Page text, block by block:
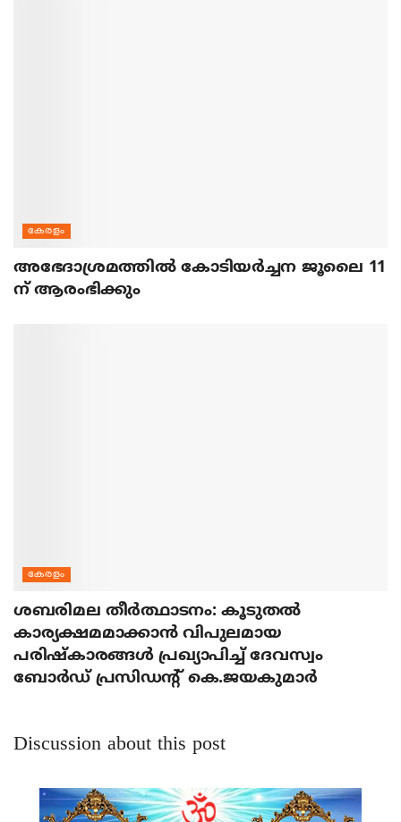
കേരളം
അഭേദാശ്രമത്തില്‍ കോടിയര്‍ച്ചന ജൂലൈ 11
ന് ആരംഭിക്കും
കേരളം
ശബരിമല തീര്‍ത്ഥാടനം: കൂടുതല്‍
കാര്യക്ഷമമാക്കാന്‍ വിപുലമായ
പരിഷ്‌കാരങ്ങള്‍ പ്രഖ്യാപിച്ച് ദേവസ്വം
ബോര്‍ഡ് പ്രസിഡന്റ് കെ.ജയകുമാര്‍
Discussion about this post